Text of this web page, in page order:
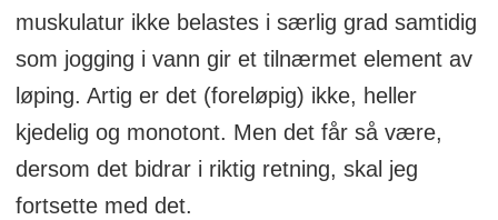
muskulatur ikke belastes i særlig grad samtidig
som jogging i vann gir et tilnærmet element av
løping. Artig er det (foreløpig) ikke, heller
kjedelig og monotont. Men det får så være,
dersom det bidrar i riktig retning, skal jeg
fortsette med det.